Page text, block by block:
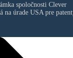
spoločnosti Clever
na úrade USA pre